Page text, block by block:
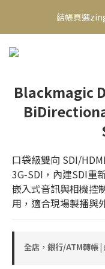
新會員送500！滿額最
結帳頁選
新會員送500！滿額最
Blackmagic
口袋級雙向 SDI/
3G‑SDI，內建SDI重
嵌入式音訊與相機控
用，適合現場製播與
全店，銀行/ATM轉帳